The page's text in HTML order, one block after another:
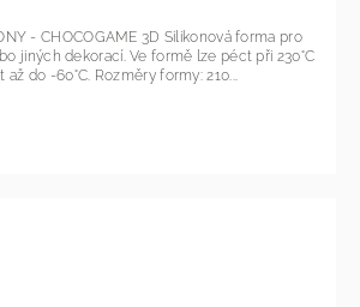
3D Silikonová forma pro
Ve formě lze péct při 230°C
a rovněž zamrazovat až do -60°C. Rozměry formy: 210...